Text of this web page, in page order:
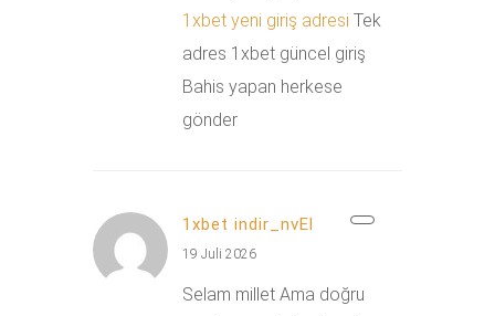
1xbet yeni giriş adresi Tek
adres 1xbet güncel giriş
Bahis yapan herkese
gönder
1xbet indir_nvEl
19 Juli 2026
Selam millet Ama doğru